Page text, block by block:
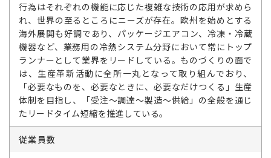
行為はそれぞれの機能に応じた複雑な技術の応用が求めら
れ、世界の至るところにニーズが存在。欧州を始めとする
海外展開も好調であり、パッケージエアコン、冷凍・冷蔵
機器など、業務用の冷熱システム分野において常にトップ
ランナーとして業界をリードしている。ものづくりの面で
は、生産革新活動に全所一丸となって取り組んでおり、
「必要なものを、必要なときに、必要なだけつくる」生産
体制を目指し、「受注～調達～製造～供給」の全般を通じ
たリードタイム短縮を推進している。
従業員数